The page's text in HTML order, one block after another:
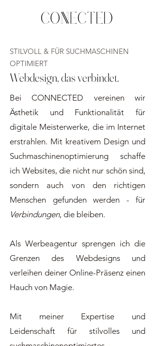
STILVOLL & FÜR SUCHMASCHINEN
OPTIMIERT
Webdesign, das verbindet.
Bei CONNECTED vereinen wir
Ästhetik und Funktionalität für
digitale Meisterwerke, die im Internet
erstrahlen. Mit kreativem Design und
Suchmaschinenoptimierung schaffe
ich Websites, die nicht nur schön sind,
sondern auch von den richtigen
Menschen gefunden werden - für
Verbindungen, die bleiben.
Als Werbeagentur sprengen ich die
Grenzen des Webdesigns und
verleihen deiner Online-Präsenz einen
Hauch von Magie.
Mit meiner Expertise und
Leidenschaft für stilvolles und